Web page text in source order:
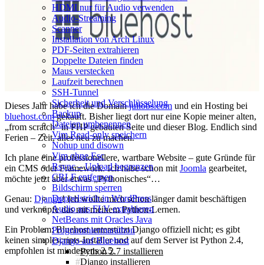
HDMI nur für Audio verwenden
Audio-Streaming
Scanner
Installation von Arch Linux
PDF-Seiten extrahieren
Doppelte Dateien finden
Maus verstecken
Laufzeit berechnen
SSH-Tunnel
Sicherheit und Verschlüsselung
Backup
Dateien umbenennen
Vim Read‑only speichern
Nohup und disown
Vim ohne Esc
Rsync – Upload begrenzen
CRLF entfernen
Bildschirm sperren
Doppelstrich in WordPress
Audio aus FLV extrahieren
NetBeans mit Oracles Java
Programmiermarathon
Django auf Bluehost
Python 2.7 installieren
Django installieren
Dieses Jahr habe ich die Domainjuliobs.com und ein Hosting bei
bluehost.comgekauft. Bisher liegt dort nur eine Kopie meiner alten,
„from scratch“ in PHP gebauten Seite und dieser Blog. Endlich sind
Ferien – Zeit, alles neu zu machen.
Ich plane eine professionellere, wartbare Website – gute Gründe für
ein CMS oder Framework. Ich habe schon mit Joomla gearbeitet,
möchte jetzt aber etwas „Pythonisches“…
Genau: Django! Ich wollte mich schon länger damit beschäftigen
und verknüpfe das mit meinem Python‑Lernen.
Ein Problem: Bluehost unterstützt Django offiziell nicht; es gibt
keinen simplescripts‑Installer und auf dem Server ist Python 2.4,
empfohlen ist mindestens 2.5.